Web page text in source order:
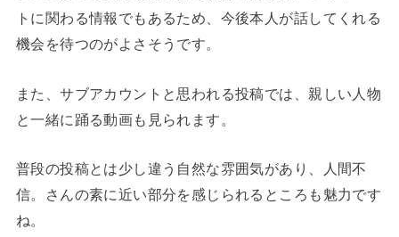
トに関わる情報でもあるため、今後本人が話してくれる
機会を待つのがよさそうです。
また、サブアカウントと思われる投稿では、親しい人物
と一緒に踊る動画も見られます。
普段の投稿とは少し違う自然な雰囲気があり、人間不
信。さんの素に近い部分を感じられるところも魅力です
ね。